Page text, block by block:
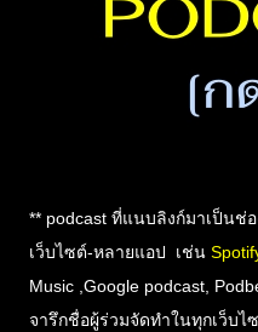
** podcast ที่แนบลิงก์มาเป็นช่
เว็บไซต์-หลายแอป เช่น
Music ,Google podcast,
จารึกชื่อผู้ร่วมจัดทำในทุกเว็บ